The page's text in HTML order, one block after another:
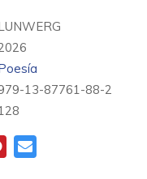
13-87761-88-2